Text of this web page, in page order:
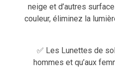
neige et d’autres
couleur, éliminez la
✅ Les Lunettes de
hommes et qu’aux